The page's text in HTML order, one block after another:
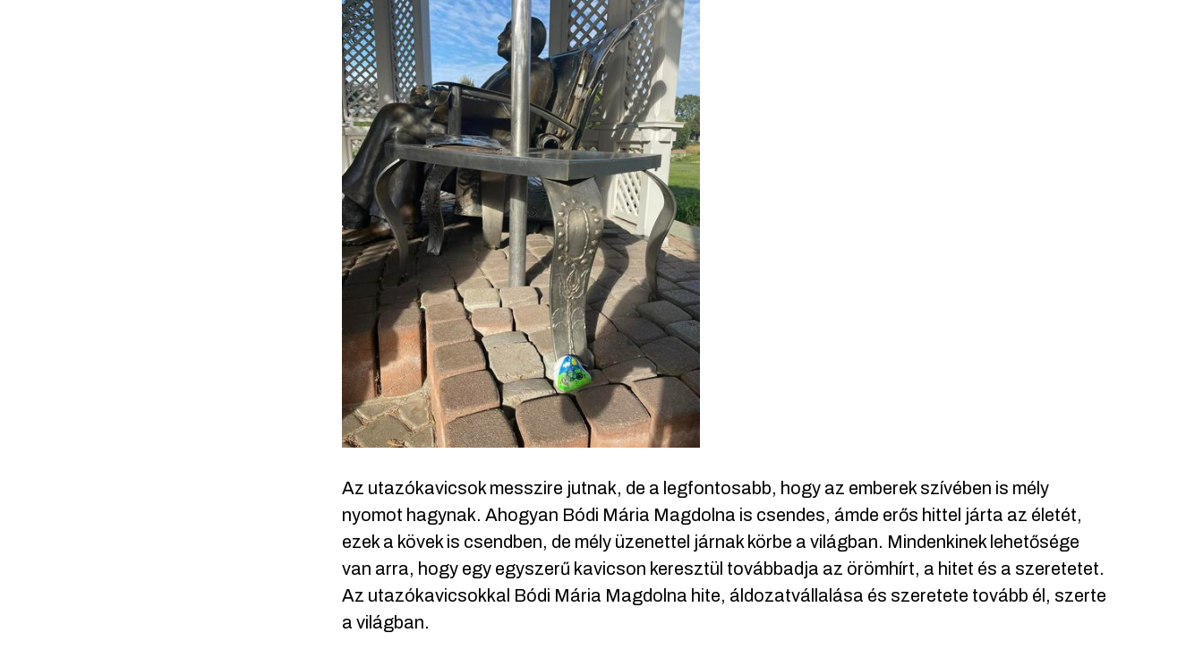
Az utazókavicsok messzire jutnak, de a legfontosabb, hogy az emberek szívében is mély
nyomot hagynak. Ahogyan Bódi Mária Magdolna is csendes, ámde erős hittel járta az életét,
ezek a kövek is csendben, de mély üzenettel járnak körbe a világban. Mindenkinek lehetősége
van arra, hogy egy egyszerű kavicson keresztül továbbadja az örömhírt, a hitet és a szeretetet.
Az utazókavicsokkal Bódi Mária Magdolna hite, áldozatvállalása és szeretete tovább él, szerte
a világban.